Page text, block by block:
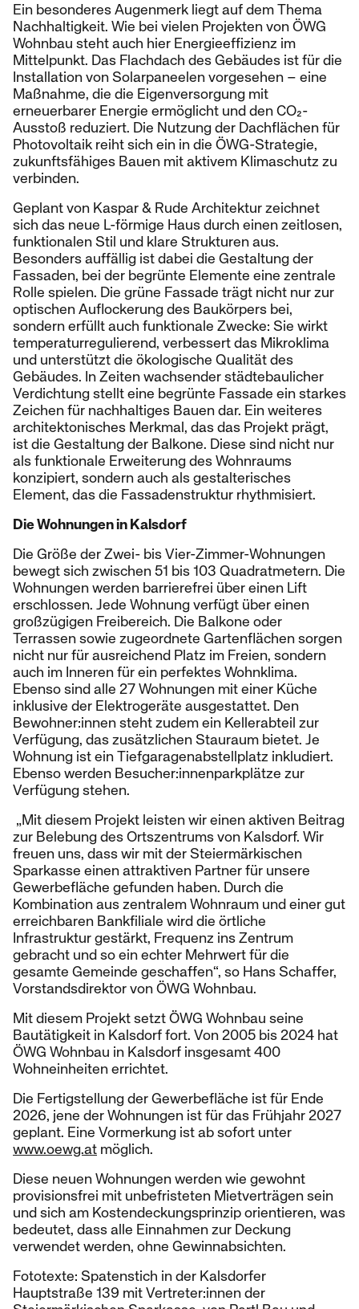
Ein besonderes Augenmerk liegt auf dem Thema
Nachhaltigkeit. Wie bei vielen Projekten von ÖWG
Wohnbau steht auch hier Energieeffizienz im
Mittelpunkt. Das Flachdach des Gebäudes ist für die
Installation von Solarpaneelen vorgesehen – eine
Maßnahme, die die Eigenversorgung mit
erneuerbarer Energie ermöglicht und den CO₂-
Ausstoß reduziert. Die Nutzung der Dachflächen für
Photovoltaik reiht sich ein in die ÖWG-Strategie,
zukunftsfähiges Bauen mit aktivem Klimaschutz zu
verbinden.
Geplant von Kaspar & Rude Architektur zeichnet
sich das neue L-förmige Haus durch einen zeitlosen,
funktionalen Stil und klare Strukturen aus.
Besonders auffällig ist dabei die Gestaltung der
Fassaden, bei der begrünte Elemente eine zentrale
Rolle spielen. Die grüne Fassade trägt nicht nur zur
optischen Auflockerung des Baukörpers bei,
sondern erfüllt auch funktionale Zwecke: Sie wirkt
temperaturregulierend, verbessert das Mikroklima
und unterstützt die ökologische Qualität des
Gebäudes. In Zeiten wachsender städtebaulicher
Verdichtung stellt eine begrünte Fassade ein starkes
Zeichen für nachhaltiges Bauen dar. Ein weiteres
architektonisches Merkmal, das das Projekt prägt,
ist die Gestaltung der Balkone. Diese sind nicht nur
als funktionale Erweiterung des Wohnraums
konzipiert, sondern auch als gestalterisches
Element, das die Fassadenstruktur rhythmisiert.
Die Wohnungen in Kalsdorf
Die Größe der Zwei- bis Vier-Zimmer-Wohnungen
bewegt sich zwischen 51 bis 103 Quadratmetern. Die
Wohnungen werden barrierefrei über einen Lift
erschlossen. Jede Wohnung verfügt über einen
großzügigen Freibereich. Die Balkone oder
Terrassen sowie zugeordnete Gartenflächen sorgen
nicht nur für ausreichend Platz im Freien, sondern
auch im Inneren für ein perfektes Wohnklima.
Ebenso sind alle 27 Wohnungen mit einer Küche
inklusive der Elektrogeräte ausgestattet. Den
Bewohner:innen steht zudem ein Kellerabteil zur
Verfügung, das zusätzlichen Stauraum bietet. Je
Wohnung ist ein Tiefgaragenabstellplatz inkludiert.
Ebenso werden Besucher:innenparkplätze zur
Verfügung stehen.
„Mit diesem Projekt leisten wir einen aktiven Beitrag
zur Belebung des Ortszentrums von Kalsdorf. Wir
freuen uns, dass wir mit der Steiermärkischen
Sparkasse einen attraktiven Partner für unsere
Gewerbefläche gefunden haben. Durch die
Kombination aus zentralem Wohnraum und einer gut
erreichbaren Bankfiliale wird die örtliche
Infrastruktur gestärkt, Frequenz ins Zentrum
gebracht und so ein echter Mehrwert für die
gesamte Gemeinde geschaffen“, so Hans Schaffer,
Vorstandsdirektor von ÖWG Wohnbau.
Mit diesem Projekt setzt ÖWG Wohnbau seine
Bautätigkeit in Kalsdorf fort. Von 2005 bis 2024 hat
ÖWG Wohnbau in Kalsdorf insgesamt 400
Wohneinheiten errichtet.
Die Fertigstellung der Gewerbefläche ist für Ende
2026, jene der Wohnungen ist für das Frühjahr 2027
geplant. Eine Vormerkung ist ab sofort unter
www.oewg.at möglich.
Diese neuen Wohnungen werden wie gewohnt
provisionsfrei mit unbefristeten Mietverträgen sein
und sich am Kostendeckungsprinzip orientieren, was
bedeutet, dass alle Einnahmen zur Deckung
verwendet werden, ohne Gewinnabsichten.
Fototexte: Spatenstich in der Kalsdorfer
Hauptstraße 139 mit Vertreter:innen der